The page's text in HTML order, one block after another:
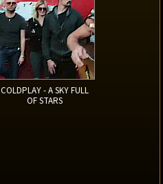
COLDPLAY - A SKY FULL
OF STARS